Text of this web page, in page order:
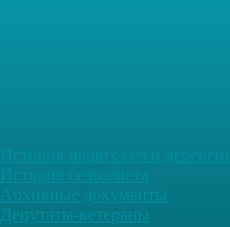
Архивные документы
Депутаты-ветераны